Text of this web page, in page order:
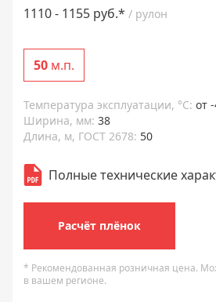
1110 - 1155 руб.* / рулон
50м.п.
Температура эксплуатации, °С: от
Ширина, мм: 38
Длина, м, ГОСТ 2678: 50
Полные технические
Расчёт плёнок
* Рекомендованная розничная цена.
в вашем регионе.